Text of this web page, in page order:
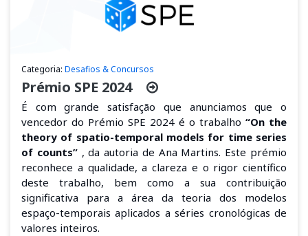
Categoria: Desafios & Concursos
Prémio SPE 2024
É com grande satisfação que anunciamos que o
vencedor do Prémio SPE 2024 é o trabalho “On the
theory of spatio-temporal models for time series
of counts”, da autoria de Ana Martins. Este prémio
reconhece a qualidade, a clareza e o rigor científico
deste trabalho, bem como a sua contribuição
significativa para a área da teoria dos modelos
espaço-temporais aplicados a séries cronológicas de
valores inteiros.